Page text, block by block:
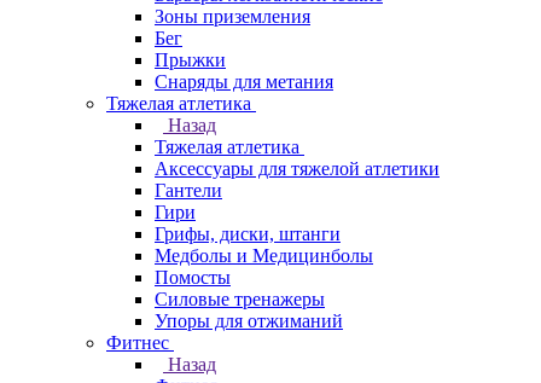
Зоны приземления
Бег
Прыжки
Снаряды для метания
Тяжелая атлетика
Назад
Тяжелая атлетика
Аксессуары для тяжелой атлетики
Гантели
Гири
Грифы, диски, штанги
Медболы и Медицинболы
Помосты
Силовые тренажеры
Упоры для отжиманий
Фитнес
Назад